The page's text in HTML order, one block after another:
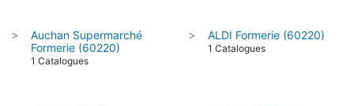
>
Auchan Supermarché
Formerie (60220)
1 Catalogues
> ALDI Formerie (60220)
1 Catalogues